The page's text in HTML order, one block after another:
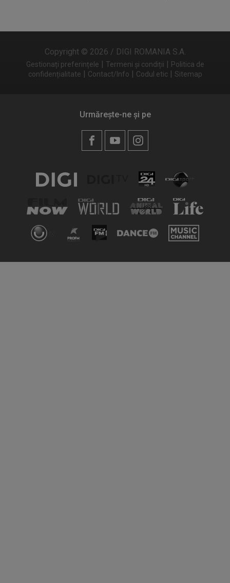
Copyright © 2026 / DIGI ROMANIA S.A.
Gestionați preferințele | Termeni și condiții | Politica de
confidențialitate | Contact/Info | Codul etic | Sitemap
Urmărește-ne și pe